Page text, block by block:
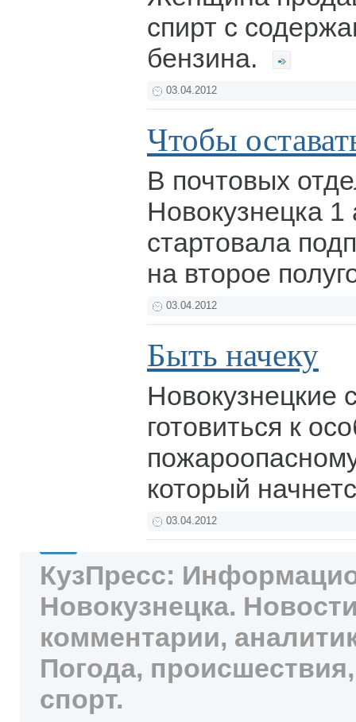
спирт с
бензина.
03.04.2012
Чтобы
В почтовых
Новокузнецка 1
стартовала
на второе
03.04.2012
Быть начеку
Новокузнецкие
готовиться к
который
03.04.2012
КузПресс:
Новокузнецка.
комментарии,
Погода,
спорт.